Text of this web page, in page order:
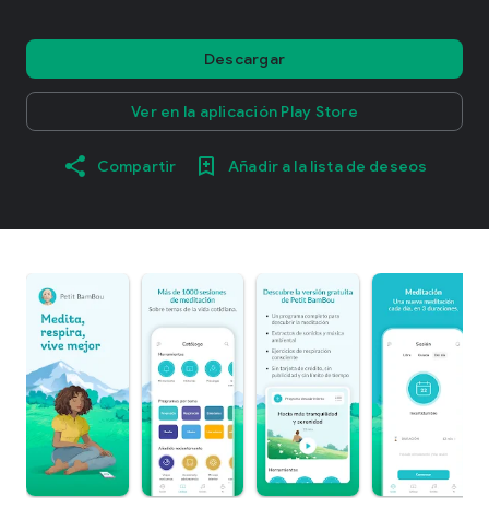
Descargar
Ver en la aplicación Play Store
Compartir Añadir a la lista de deseos